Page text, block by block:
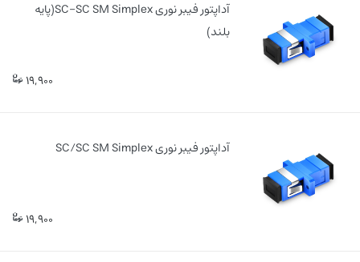
آداپتور فیبر نوری SC-SC SM Simplex(پایه
بلند)
19,900
آداپتور فیبر نوری SC/SC SM Simplex
19,900